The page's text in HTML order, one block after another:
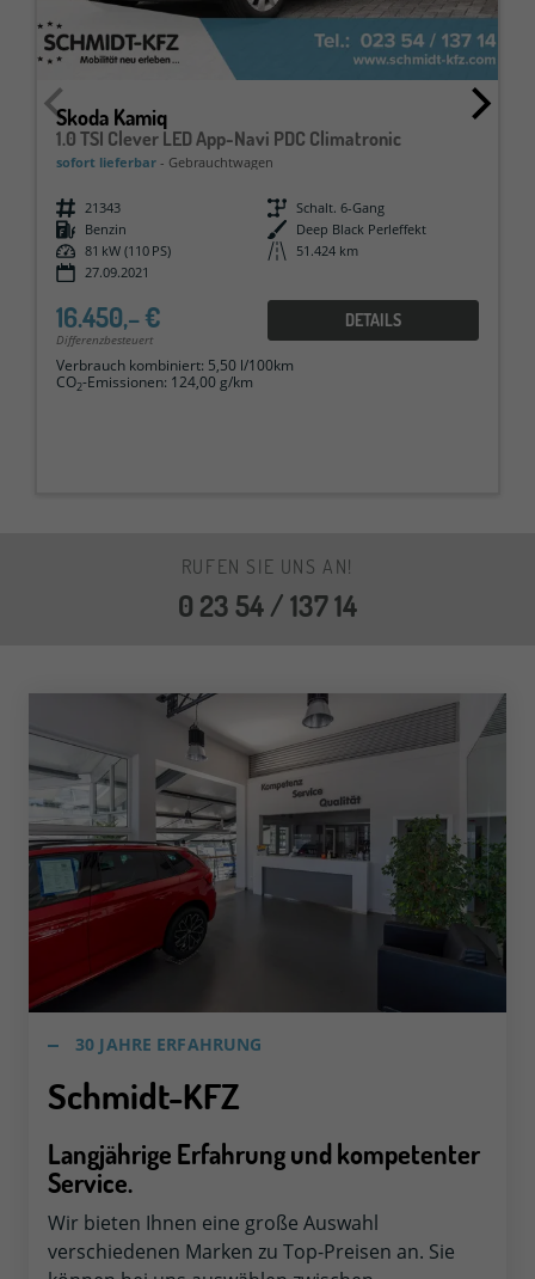
Skoda Kamiq
1.0 TSI Clever LED App-Navi PDC Climatronic
sofort lieferbar Gebrauchtwagen
Fahrzeugnr. 21343 Getriebe Schalt. 6-Gang
Kraftstoff Benzin Außenfarbe
Deep Black Perleffekt
Leistung 81 kW (110 PS) Kilometerstand
51.424 km
27.09.2021
16.450,– €
Differenzbesteuert
DETAILS
Verbrauch kombiniert: 5,50 l/100km
CO2-Emissionen: 124,00 g/km
RUFEN SIE UNS AN!
0 23 54 / 137 14
30 JAHRE ERFAHRUNG
Schmidt-KFZ
Langjährige Erfahrung und kompetenter
Service.
Wir bieten Ihnen eine große Auswahl
verschiedenen Marken zu Top-Preisen an. Sie